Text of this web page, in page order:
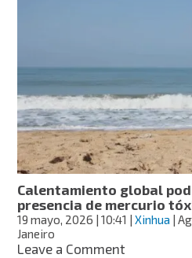
Calentamiento global
presencia de mercurio
19 mayo, 2026 | 10:41 |Xinhua |
Janeiro
Leave a Commenton